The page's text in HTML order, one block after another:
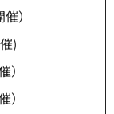
）
)